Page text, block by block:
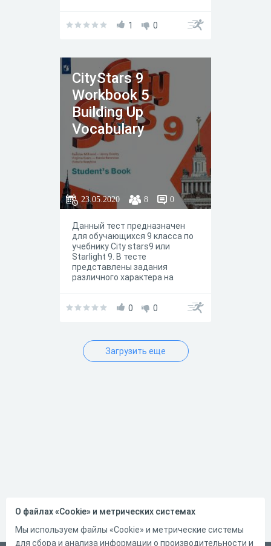
5 Language & Grammar Review .
рабочей тетради.
1 0
СityStars 9
Workbook 5
Building Up
Vocabulary
23.05.2020 8 0
Данный тест предназначен
для обучающихся 9 класса по
учебнику City stars9 или
Starlight 9. В тесте
представлены задания
различного характера на
5 Building Up Vocabulary . По
рабочей тетради.
0 0
Загрузить еще
О файлах «Cookie» и метрических системах
Мы используем файлы «Cookie» и метрические системы
для сбора и анализа информации о производительности и